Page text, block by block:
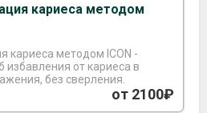
кариеса методом
кариеса методом ICON -
избавления от кариеса в
без сверления.
от 2100₽